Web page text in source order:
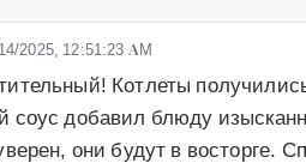
2025, 12:51:23 AM
Котлеты
соус добавил блюду
они будут в восторге.